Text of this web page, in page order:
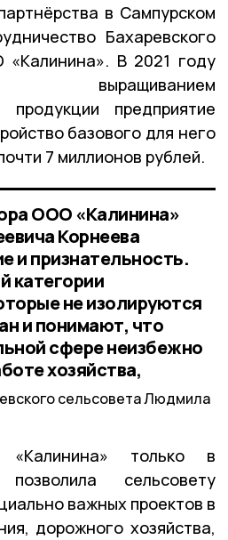
в Сампурском
Бахаревского
В 2021 году
выращиванием
продукции предприятие
базового для него
7 миллионов рублей.
ООО «Калинина»
Корнеева
и признательность.
категории
не изолируются
и понимают, что
сфере неизбежно
хозяйства,
сельсовета Людмила
только в
сельсовету
важных проектов в
дорожного хозяйства,